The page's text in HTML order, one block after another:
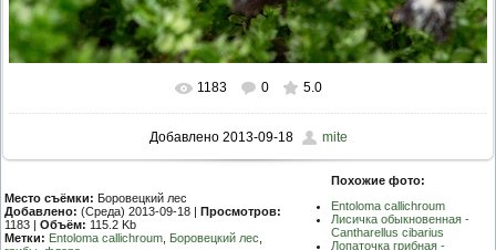
ИСЧЕРПЫВАЮЩИЙ
СВЕДЕНИЙ, КОТОРЫЕ МОГУТ
ЗАПРАШИВАТЬСЯ
КОНТРОЛИРУЕМОГО ЛИЦА
1183 0 5.0
Добавлено2013-09-18 mite
Место съёмки: Боровецкий лес
Добавлено: (Среда) 2013-09-18 |
Просмотров:
1183 | Объём: 115.2 Kb
Метки: Entoloma callichroum, Боровецкий лес,
Похожие фото:
Entoloma callichroum
Лисичка обыкновенная -
Cantharellus cibarius
Лопаточка грибная -